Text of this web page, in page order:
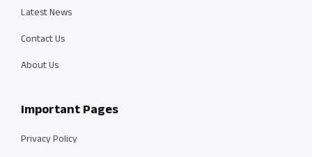
Latest News
Contact Us
About Us
Important Pages
Privacy Policy